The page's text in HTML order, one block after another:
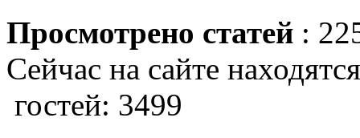
Просмотрено статей :
Сейчас на сайте
гостей: 3499